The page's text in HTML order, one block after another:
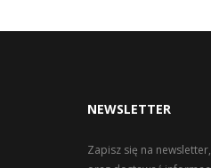
NEWSLETTER
Zapisz się na